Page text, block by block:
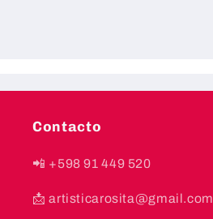
Contacto
📲 +598 91 449 520
📩 artisticarosita@gmail.com